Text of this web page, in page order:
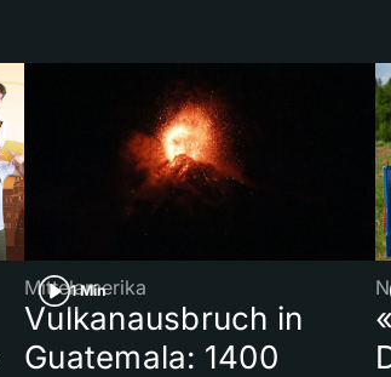
1 Min
Mittelamerika
Vulkanausbruch in
Guatemala: 1400